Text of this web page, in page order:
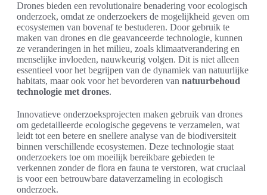
Drones bieden een revolutionaire benadering voor ecologisch
onderzoek, omdat ze onderzoekers de mogelijkheid geven om
ecosystemen van bovenaf te bestuderen. Door gebruik te
maken van drones en die geavanceerde technologie, kunnen
ze veranderingen in het milieu, zoals klimaatverandering en
menselijke invloeden, nauwkeurig volgen. Dit is niet alleen
essentieel voor het begrijpen van de dynamiek van natuurlijke
habitats, maar ook voor het bevorderen van natuurbehoud
technologie met drones.
Innovatieve onderzoeksprojecten maken gebruik van drones
om gedetailleerde ecologische gegevens te verzamelen, wat
leidt tot een betere en snellere analyse van de biodiversiteit
binnen verschillende ecosystemen. Deze technologie staat
onderzoekers toe om moeilijk bereikbare gebieden te
verkennen zonder de flora en fauna te verstoren, wat cruciaal
is voor een betrouwbare dataverzameling in ecologisch
onderzoek.